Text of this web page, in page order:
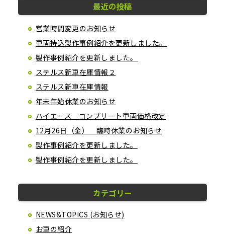
最近の投稿
営業時間変更のお知らせ
車両持込製作事例紹介を更新しました。
製作事例紹介を更新しました。
ステルス新車在庫情報２
ステルス新車在庫情報
年末年始休業のお知らせ
ハイエース コンプリート車両価格改定
12月26日（金） 臨時休業のお知らせ
製作事例紹介を更新しました。
製作事例紹介を更新しました。
カテゴリー
NEWS&TOPICS (お知らせ)
お車の紹介